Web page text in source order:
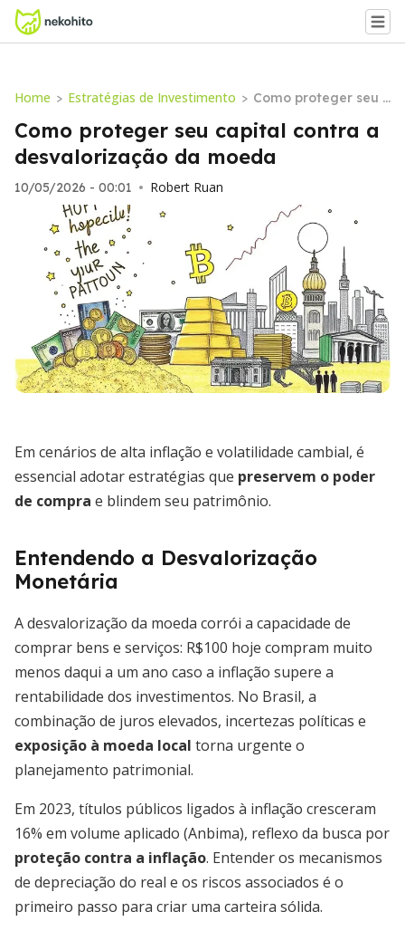
Home > Estratégias de Investimento > Como proteger seu c
apital contra a desv
alorização da moed
a
Como proteger seu capital contra a
desvalorização da moeda
10/05/2026 - 00:01 • Robert Ruan
Em cenários de alta inflação e volatilidade cambial, é
essencial adotar estratégias que preservem o poder
de compra e blindem seu patrimônio.
Entendendo a Desvalorização
Monetária
A desvalorização da moeda corrói a capacidade de
comprar bens e serviços: R$100 hoje compram muito
menos daqui a um ano caso a inflação supere a
rentabilidade dos investimentos. No Brasil, a
combinação de juros elevados, incertezas políticas e
exposição à moeda local torna urgente o
planejamento patrimonial.
Em 2023, títulos públicos ligados à inflação cresceram
16% em volume aplicado (Anbima), reflexo da busca por
proteção contra a inflação. Entender os mecanismos
de depreciação do real e os riscos associados é o
primeiro passo para criar uma carteira sólida.